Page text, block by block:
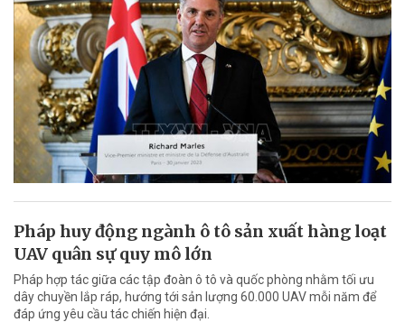
Pháp huy động ngành ô tô sản xuất hàng loạt
UAV quân sự quy mô lớn
Pháp hợp tác giữa các tập đoàn ô tô và quốc phòng nhằm tối ưu
dây chuyền lắp ráp, hướng tới sản lượng 60.000 UAV mỗi năm để
đáp ứng yêu cầu tác chiến hiện đại.